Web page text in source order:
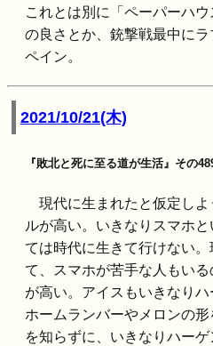
これとは別に「ペーパーハ
の良さとか、銃撃戦最中に
ペイン。
2021/10/21(木)
『敗北と死に至る道が生活』その
現代に生まれたと仮定しよ
ルが高い。いきなりスマホ
ては時代に生きて行けない
て、スマホが苦手な人もい
が高い。アイスもいきなりハ
ホームランバーやメロンの
を知らずに、いきなりハー